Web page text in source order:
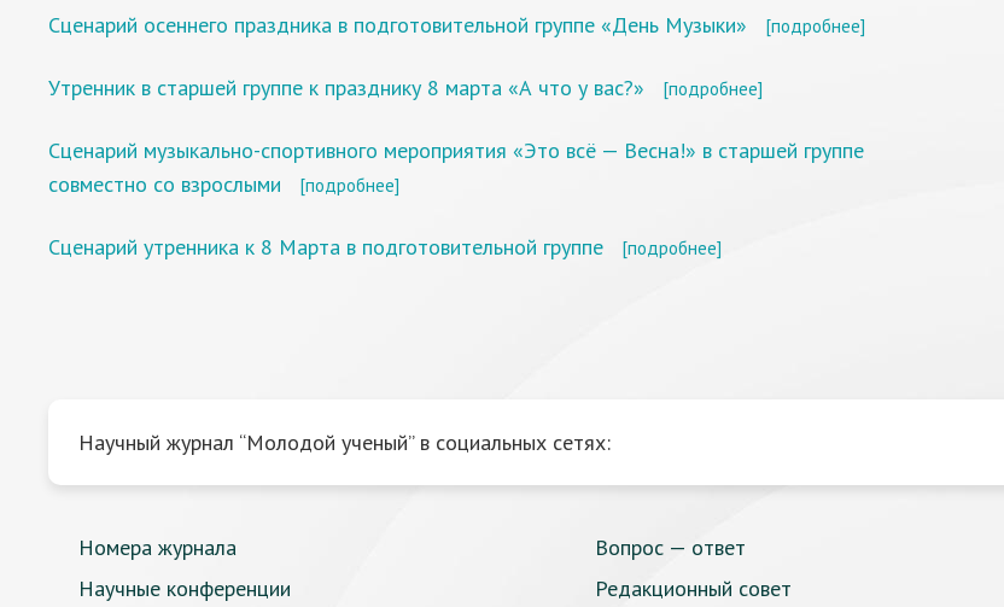
Сценарий осеннего праздника в подготовительной группе «День Музыки» [подробнее]
Утренник в старшей группе к празднику 8 марта «А что у вас?» [подробнее]
Сценарий музыкально-спортивного мероприятия «Это всё — Весна!» в старшей группе
совместно со взрослыми
[подробнее]
Сценарий утренника к 8 Марта в подготовительной группе [подробнее]
Научный журнал “Молодой ученый” в социальных сетях:
Номера журнала
Научные конференции
Вопрос — ответ
Редакционный совет